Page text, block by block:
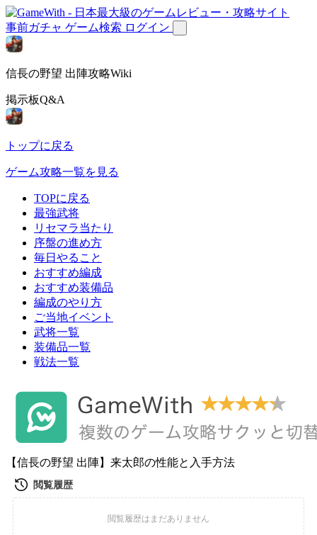
事前ガチャ ゲーム検索 ログイン
信長の野望 出陣攻略Wiki
掲示板Q&A
トップに戻る
ゲーム攻略一覧を見る
TOPに戻る
最強武将
リセマラ当たり
序盤の進め方
毎日やること
おすすめ編成
おすすめ装備品
編成のやり方
ご当地イベント
武将一覧
装備品一覧
戦法一覧
【信長の野望 出陣】来太郎の性能と入手方法